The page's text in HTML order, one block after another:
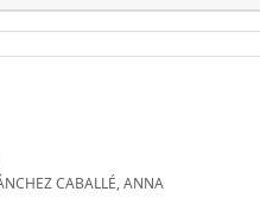
CABALLÉ, ANNA